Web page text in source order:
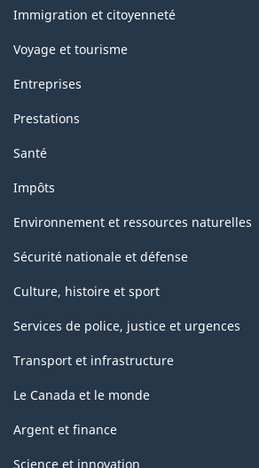
sujets
Immigration et citoyenneté
Voyage et tourisme
Entreprises
Prestations
Santé
Impôts
Environnement et ressources naturelles
Sécurité nationale et défense
Culture, histoire et sport
Services de police, justice et urgences
Transport et infrastructure
Le Canada et le monde
Argent et finance
Science et innovation